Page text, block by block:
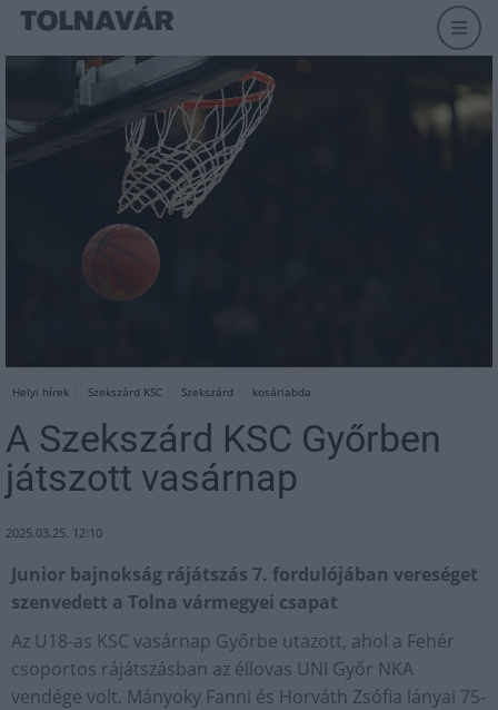
Helyi hírek Szekszárd KSC Szekszárd kosárlabda
A Szekszárd KSC Győrben
játszott vasárnap
2025.03.25. 12:10
Junior bajnokság rájátszás 7. fordulójában vereséget
szenvedett a Tolna vármegyei csapat
Az U18-as KSC vasárnap Győrbe utazott, ahol a Fehér
csoportos rájátszásban az éllovas UNI Győr NKA
vendége volt. Mányoky Fanni és Horváth Zsófia lányai 75-